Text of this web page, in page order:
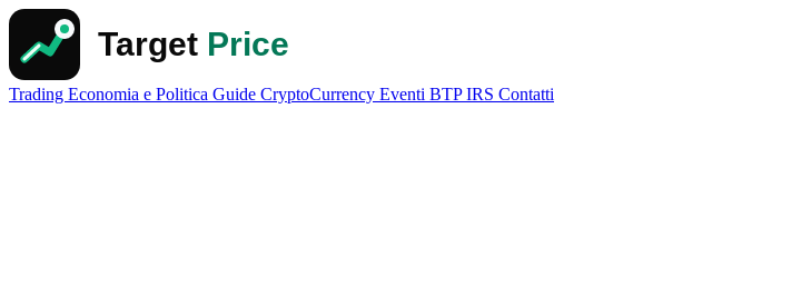
Trading Economia e Politica Guide CryptoCurrency Eventi BTPIRS Contatti